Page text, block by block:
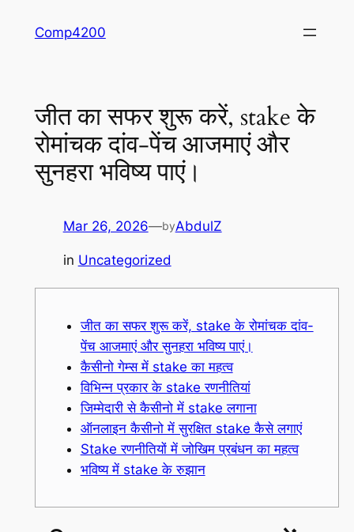
Comp4200
जीत का सफर शुरू करें, stake के
रोमांचक दांव-पेंच आजमाएं और
सुनहरा भविष्य पाएं।
Mar 26, 2026—byAbdulZ
in Uncategorized
जीत का सफर शुरू करें, stake के रोमांचक दांव-
पेंच आजमाएं और सुनहरा भविष्य पाएं।
कैसीनो गेम्स में stake का महत्व
विभिन्न प्रकार के stake रणनीतियां
जिम्मेदारी से कैसीनो में stake लगाना
ऑनलाइन कैसीनो में सुरक्षित stake कैसे लगाएं
Stake रणनीतियों में जोखिम प्रबंधन का महत्व
भविष्य में stake के रुझान